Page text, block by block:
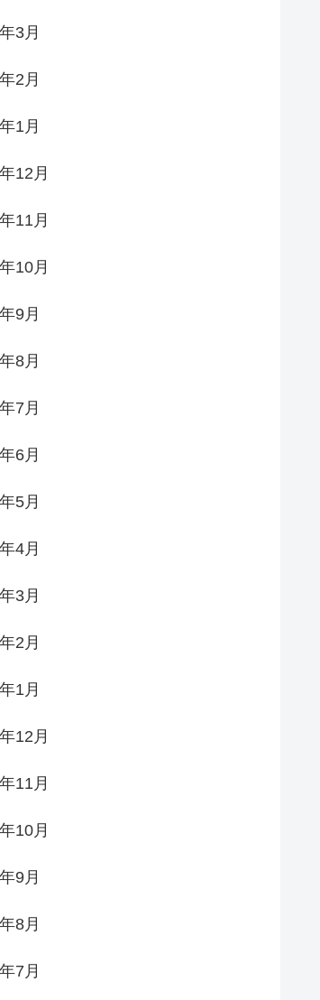
3月
2月
1月
12月
11月
10月
9月
8月
7月
6月
5月
4月
3月
2月
1月
12月
11月
10月
9月
8月
7月